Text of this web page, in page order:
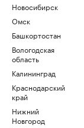
Новосибирск
Омск
Башкортостан
Вологодская
область
Калининград
Краснодарский
край
Нижний
Новгород